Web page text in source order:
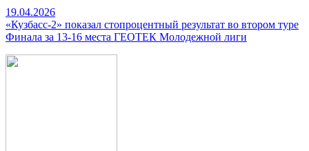
19.04.2026
«Кузбасс-2» показал стопроцентный результат во втором туре
Финала за 13-16 места ГЕОТЕК Молодежной лиги